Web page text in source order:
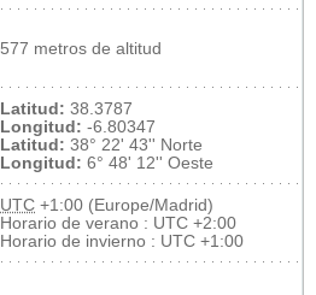
577 metros de altitud
Latitud: 38.3787
Longitud: -6.80347
Latitud: 38° 22' 43'' Norte
Longitud: 6° 48' 12'' Oeste
UTC +1:00 (Europe/Madrid)
Horario de verano : UTC +2:00
Horario de invierno : UTC +1:00